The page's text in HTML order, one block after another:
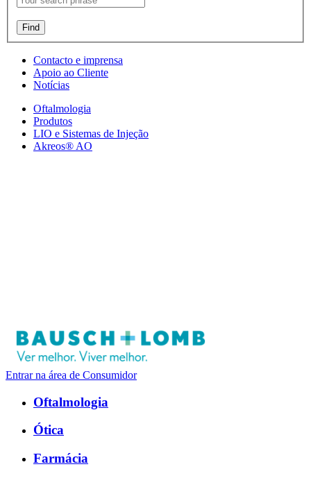
Contacto e imprensa
Apoio ao Cliente
Notícias
Oftalmologia
Produtos
LIO e Sistemas de Injeção
Akreos® AO
Entrar na área de Consumidor
Oftalmologia
Ótica
Farmácia